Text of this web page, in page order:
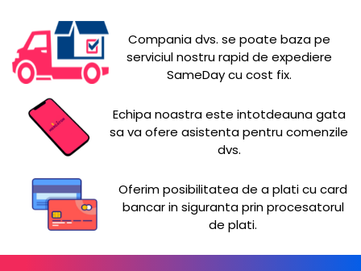
Compania dvs. se poate baza pe
serviciul nostru rapid de expediere
SameDay cu cost fix.
Echipa noastra este intotdeauna gata
sa va ofere asistenta pentru comenzile
dvs.
Oferim posibilitatea de a plati cu card
bancar in siguranta prin procesatorul
de plati.